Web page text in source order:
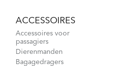
ACCESSOIRES
Accessoires voor
passagiers
Dierenmanden
Bagagedragers